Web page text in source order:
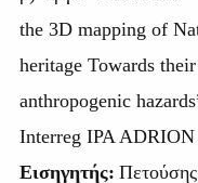
the 3D mapping of
heritage Towards
anthropogenic
Interreg IPA ADRION
Εισηγητής: Πετούσης